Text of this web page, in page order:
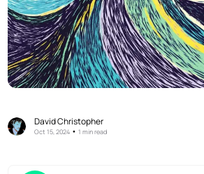
David Christopher
Oct 15, 2024 •1 min read